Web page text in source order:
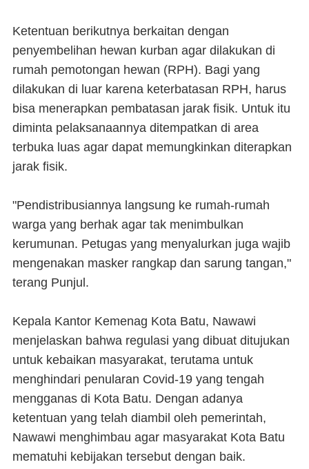
Ketentuan berikutnya berkaitan dengan
penyembelihan hewan kurban agar dilakukan di
rumah pemotongan hewan (RPH). Bagi yang
dilakukan di luar karena keterbatasan RPH, harus
bisa menerapkan pembatasan jarak fisik. Untuk itu
diminta pelaksanaannya ditempatkan di area
terbuka luas agar dapat memungkinkan diterapkan
jarak fisik.
"Pendistribusiannya langsung ke rumah-rumah
warga yang berhak agar tak menimbulkan
kerumunan. Petugas yang menyalurkan juga wajib
mengenakan masker rangkap dan sarung tangan,"
terang Punjul.
Kepala Kantor Kemenag Kota Batu, Nawawi
menjelaskan bahwa regulasi yang dibuat ditujukan
untuk kebaikan masyarakat, terutama untuk
menghindari penularan Covid-19 yang tengah
mengganas di Kota Batu. Dengan adanya
ketentuan yang telah diambil oleh pemerintah,
Nawawi menghimbau agar masyarakat Kota Batu
mematuhi kebijakan tersebut dengan baik.